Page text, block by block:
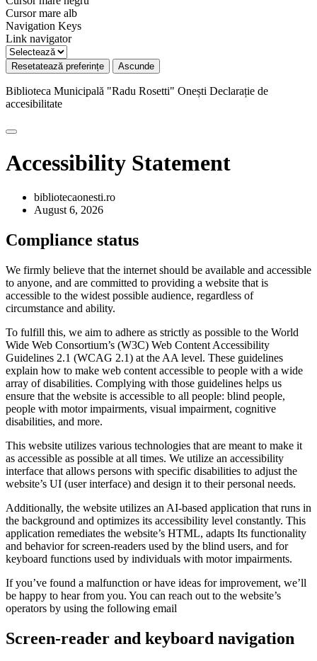
Cursor mare alb
Navigation Keys
Link navigator
Resetatează preferințe Ascunde
Biblioteca Municipală "Radu Rosetti" Onești Declarație de
accesibilitate
Accessibility Statement
bibliotecaonesti.ro
August 6, 2026
Compliance status
We firmly believe that the internet should be available and accessible
to anyone, and are committed to providing a website that is
accessible to the widest possible audience, regardless of
circumstance and ability.
To fulfill this, we aim to adhere as strictly as possible to the World
Wide Web Consortium’s (W3C) Web Content Accessibility
Guidelines 2.1 (WCAG 2.1) at the AA level. These guidelines
explain how to make web content accessible to people with a wide
array of disabilities. Complying with those guidelines helps us
ensure that the website is accessible to all people: blind people,
people with motor impairments, visual impairment, cognitive
disabilities, and more.
This website utilizes various technologies that are meant to make it
as accessible as possible at all times. We utilize an accessibility
interface that allows persons with specific disabilities to adjust the
website’s UI (user interface) and design it to their personal needs.
Additionally, the website utilizes an AI-based application that runs in
the background and optimizes its accessibility level constantly. This
application remediates the website’s HTML, adapts Its functionality
and behavior for screen-readers used by the blind users, and for
keyboard functions used by individuals with motor impairments.
If you’ve found a malfunction or have ideas for improvement, we’ll
be happy to hear from you. You can reach out to the website’s
operators by using the following email
Screen-reader and keyboard navigation